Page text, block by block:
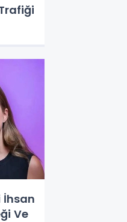
İhsan
Ve